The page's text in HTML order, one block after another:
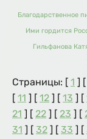
Благодарственное
Ими гордится
Гильфанова
Страницы: [ 1 ] [
[ 11 ] [ 12 ] [ 13 ] [
21 ] [ 22 ] [ 23 ] [
31 ] [ 32 ] [ 33 ] [